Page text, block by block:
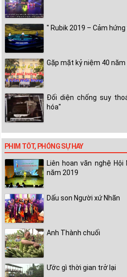
" Rubik 2019 – Cảm
Gặp mặt kỷ niệm 40
Đối diện chống suy
hóa"
PHIM TỐT, PHÓNG SỰ HAY
Liên hoan văn nghệ
năm 2019
Dấu son Người xứ Nhãn
Anh Thành chuối
Ước gì thời gian trở lại